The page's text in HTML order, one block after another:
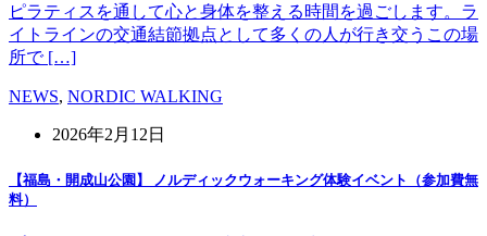
ピラティスを通して心と身体を整える時間を過ごします。ラ
イトラインの交通結節拠点として多くの人が行き交うこの場
所で […]
NEWS, NORDIC WALKING
2026年2月12日
【福島・開成山公園】 ノルディックウォーキング体験イベント（参加費無
料）